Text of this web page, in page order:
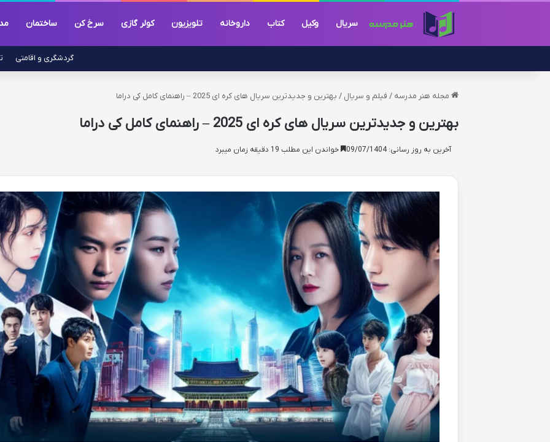
سریال وکیل کتاب داروخانه تلویزیون کولر گازی سرخ کن ساختمان
گردشگری و اقامتی
مجله هنر مدرسه / فیلم و سریال / بهترین و جدیدترین سریال های کره ای 2025 – راهنمای کامل کی دراما
بهترین و جدیدترین سریال های کره ای 2025 – راهنمای کامل کی دراما
آخرین به روز رسانی: 09/07/1404 خواندن این مطلب 19 دقیقه زمان میبرد